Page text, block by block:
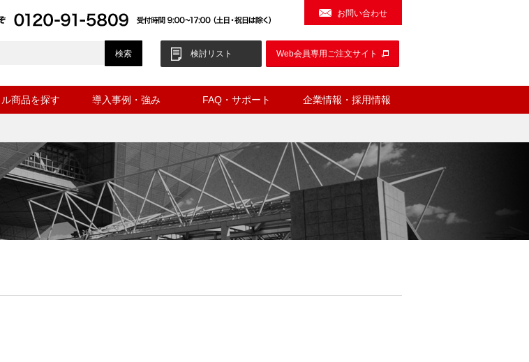
お問い合わせ
検討リスト Web会員専用ご注文サイト
商品を探す 導入事例・強み FAQ・サポート 企業情報・採用情報